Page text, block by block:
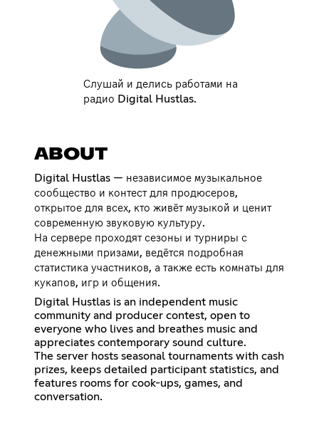
Слушай и делись работами на
радио Digital Hustlas.
ABOUT
Digital Hustlas — независимое музыкальное
сообщество и контест для продюсеров,
открытое для всех, кто живёт музыкой и ценит
современную звуковую культуру.
На сервере проходят сезоны и турниры с
денежными призами, ведётся подробная
статистика участников, а также есть комнаты для
кукапов, игр и общения.
Digital Hustlas is an independent music
community and producer contest, open to
everyone who lives and breathes music and
appreciates contemporary sound culture.
The server hosts seasonal tournaments with cash
prizes, keeps detailed participant statistics, and
features rooms for cook-ups, games, and
conversation.